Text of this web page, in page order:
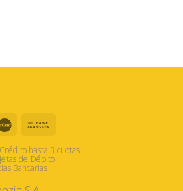
hasta 3 cuotas
de Débito
Bancarias